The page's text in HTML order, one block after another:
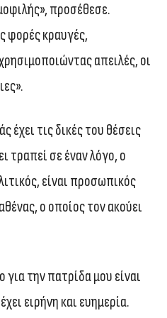
προσέθεσε.
φορές κραυγές,
απειλές, οι
έχει τις δικές του θέσεις
τραπεί σε έναν λόγο, ο
είναι προσωπικός
ο οποίος τον ακούει
για την πατρίδα μου είναι
ειρήνη και ευημερία.